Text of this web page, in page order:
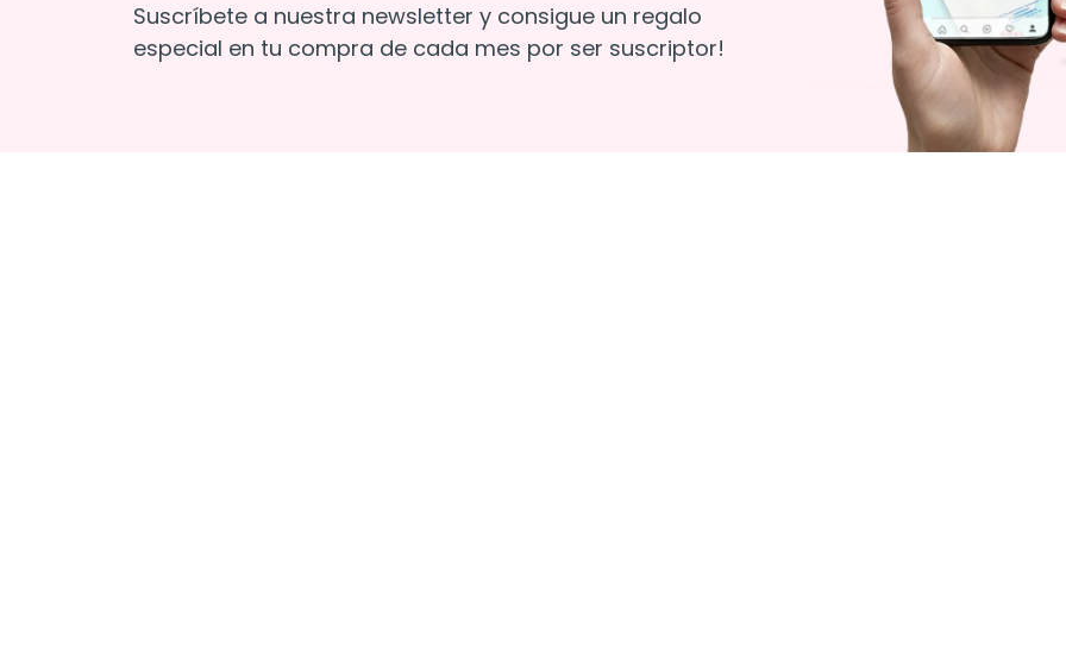
Suscríbete a nuestra newsletter y consigue un regalo
especial en tu compra de cada mes por ser suscriptor!